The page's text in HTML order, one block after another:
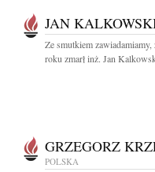
JAN
Ze smutkiem zawiadamiamy,
roku zmarł inż. Jan
GRZEGORZ
POLSKA